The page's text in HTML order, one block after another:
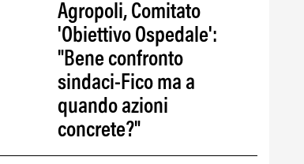
Agropoli, Comitato
'Obiettivo Ospedale':
"Bene confronto
sindaci-Fico ma a
quando azioni
concrete?"